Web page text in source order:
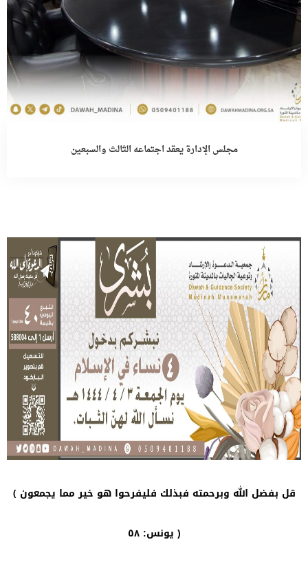
مجلس الإدارة يعقد اجتماعه الثالث والسبعين
قل بفضل الله وبرحمته فبذلك فليفرحوا هو خير مما يجمعون ﴾
يونس: ٥٨ )